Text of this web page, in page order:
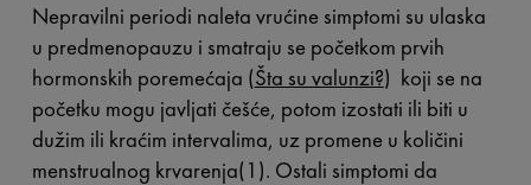
Nepravilni periodi naleta vrućine simptomi su ulaska
u predmenopauzu i smatraju se početkom prvih
hormonskih poremećaja (Šta su valunzi?) koji se na
početku mogu javljati češće, potom izostati ili biti u
dužim ili kraćim intervalima, uz promene u količini
menstrualnog krvarenja(1). Ostali simptomi da